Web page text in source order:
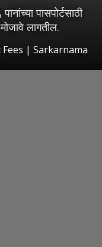
पासपोर्टसाठी
लागतील.
| Sarkarnama